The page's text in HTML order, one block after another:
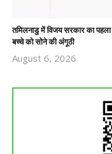
तमिलनाडु में विजय सरकार का
बच्चे को सोने की अंगूठी
August 6, 2026